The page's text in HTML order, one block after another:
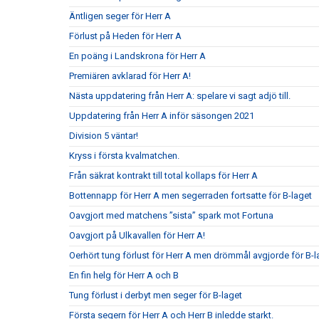
Äntligen seger för Herr A
Förlust på Heden för Herr A
En poäng i Landskrona för Herr A
Premiären avklarad för Herr A!
Nästa uppdatering från Herr A: spelare vi sagt adjö till.
Uppdatering från Herr A inför säsongen 2021
Division 5 väntar!
Kryss i första kvalmatchen.
Från säkrat kontrakt till total kollaps för Herr A
Bottennapp för Herr A men segerraden fortsatte för B-laget
Oavgjort med matchens ”sista” spark mot Fortuna
Oavgjort på Ulkavallen för Herr A!
Oerhört tung förlust för Herr A men drömmål avgjorde för B-
En fin helg för Herr A och B
Tung förlust i derbyt men seger för B-laget
Första segern för Herr A och Herr B inledde starkt.